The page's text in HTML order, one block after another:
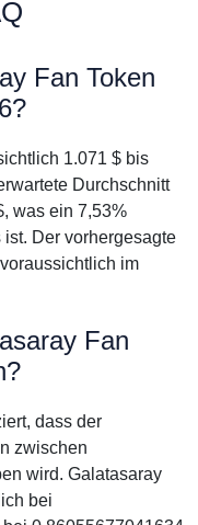
Fan Token
1.071 $ bis
Durchschnitt
was ein 7,53%
Der vorhergesagte
im
Fan
dass der
zwischen
wird. Galatasaray
bei